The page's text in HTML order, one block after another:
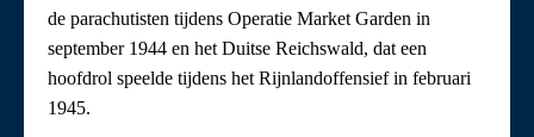
de parachutisten tijdens Operatie Market Garden in
september 1944 en het Duitse Reichswald, dat een
hoofdrol speelde tijdens het Rijnlandoffensief in februari
1945.